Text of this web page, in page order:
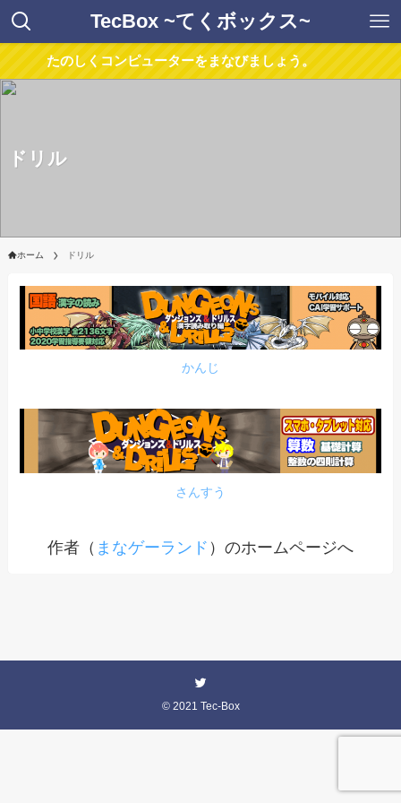
TecBox ~てくボックス~
たのしくコンピューターをまなびましょう。
ドリル
ホーム ドリル
かん じ
さんすう
作者（ まなゲーランド ）のホームページへ
©2021 Tec-Box